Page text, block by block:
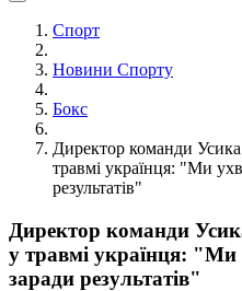
Спорт
Новини Спорту
Бокс
Директор команди Усика
травмі українця: "Ми
результатів"
Директор команди
у травмі українця:
заради результатів"